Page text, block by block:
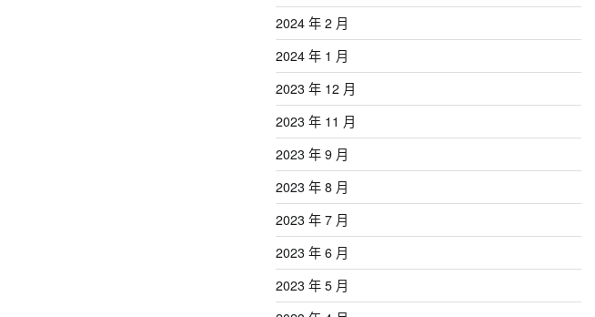
2024 年 2 月
2024 年 1 月
2023 年 12 月
2023 年 11 月
2023 年 9 月
2023 年 8 月
2023 年 7 月
2023 年 6 月
2023 年 5 月